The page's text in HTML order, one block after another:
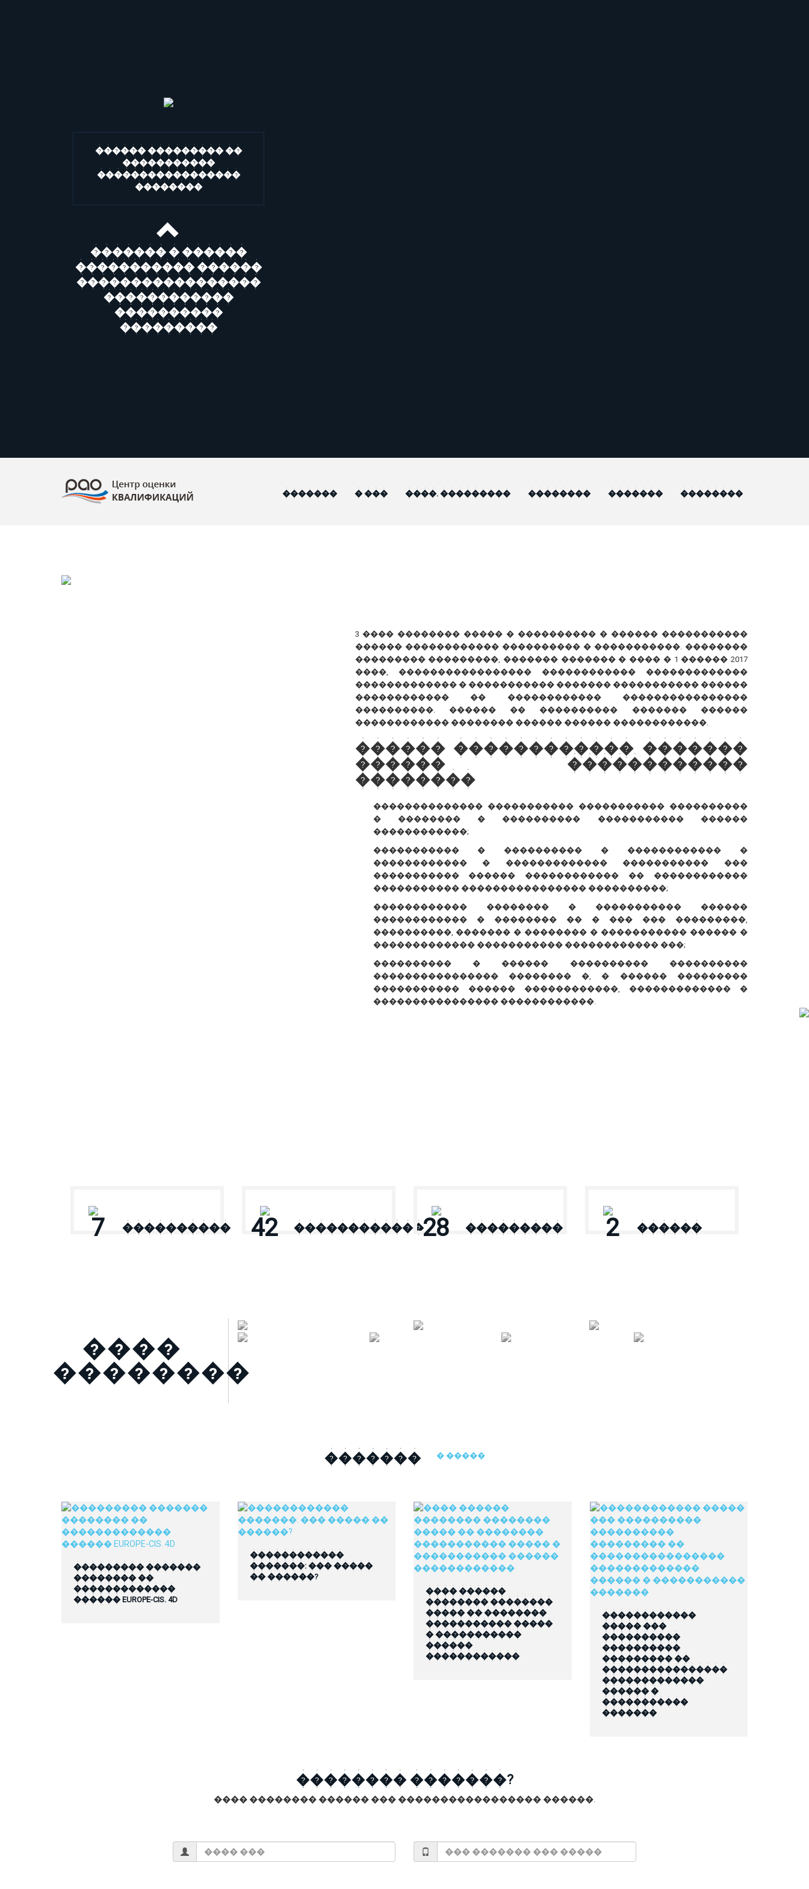
������ ��������� ��
�����������
�����������������
��������
������� � ������
����������� ������
�����������������
������������
����������
���������
������� � ��� ����. ��������� �������� ������� ��������
3 ���� �������� ����� � ���������� � ������ �����������
������ ������������ ���������� � �����������. ��������
��������� ���������, ������� ������� � ���� � 1 ������ 2017
����, ����������������� ������������ �������������
������������� � ����������� ������� ����������� ������
������������ �� ������������ ����������������
����������. ������ �� ���������� ������� ������
������������ �������� ������ ������ ������������.
������ ������������ �������
������ ������������
��������
�������������� ����������� ����������� ����������
� �������� � ���������� ����������� ������
������������;
����������� � ���������� � ������������ �
������������ � ������������� ����������� ���
����������� ������ ������������ �� ������������
����������� ���������������� ����������;
������������ �������� � ����������� ������
������������ � �������� �� � ��� ��� ���������,
����������, ������� � �������� � ����������� ������ �
������������� ����������� ������������ ���;
���������� � ������ ���������� ����������
���������������� �������� �, � ������ ���������
����������� ������ ������������, ������������� �
���������������� ������������.
7 ���������� 42 ������������28 ��������� 2 ������
����
��������
������� � �����
��������� �������
�������� ��
�������������
������ EUROPE-CIS. 4D
������������
�������: ��� �����
�� ������?
���� ������
�������� ��������
����� �� ��������
����������� �����
� �����������
������
������������
������������
����� ���
����������
����������
��������� ��
����������������
�������������
������ �
�����������
�������
�������� �������?
���� �������� ������ ��� ����������������� ������.